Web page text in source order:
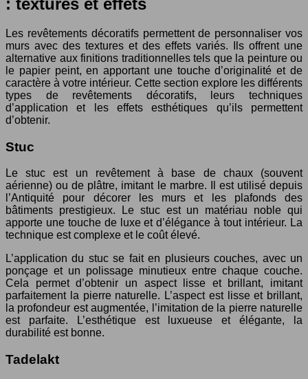
: textures et effets
Les revêtements décoratifs permettent de personnaliser vos
murs avec des textures et des effets variés. Ils offrent une
alternative aux finitions traditionnelles tels que la peinture ou
le papier peint, en apportant une touche d’originalité et de
caractère à votre intérieur. Cette section explore les différents
types de revêtements décoratifs, leurs techniques
d’application et les effets esthétiques qu’ils permettent
d’obtenir.
Stuc
Le stuc est un revêtement à base de chaux (souvent
aérienne) ou de plâtre, imitant le marbre. Il est utilisé depuis
l’Antiquité pour décorer les murs et les plafonds des
bâtiments prestigieux. Le stuc est un matériau noble qui
apporte une touche de luxe et d’élégance à tout intérieur. La
technique est complexe et le coût élevé.
L’application du stuc se fait en plusieurs couches, avec un
ponçage et un polissage minutieux entre chaque couche.
Cela permet d’obtenir un aspect lisse et brillant, imitant
parfaitement la pierre naturelle. L’aspect est lisse et brillant,
la profondeur est augmentée, l’imitation de la pierre naturelle
est parfaite. L’esthétique est luxueuse et élégante, la
durabilité est bonne.
Tadelakt